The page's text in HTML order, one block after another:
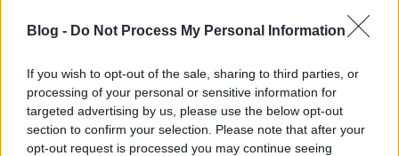
Blog - Do Not Process My Personal Information
If you wish to opt-out of the sale, sharing to third parties, or
processing of your personal or sensitive information for
targeted advertising by us, please use the below opt-out
section to confirm your selection. Please note that after your
opt-out request is processed you may continue seeing
korkep. (Muha!!!)
Akik nem szerettek volna önjelölt
megmondóembereket hallgatni, szerencsére
voltvolt hova menniük , ráadásul a kürtiborfeszkón
két nap alatt tízezren jártak, Esküszöm Prágáig
hallom: Fuck off, Martos!!!!, Fuck off, Gombaszög!!!!